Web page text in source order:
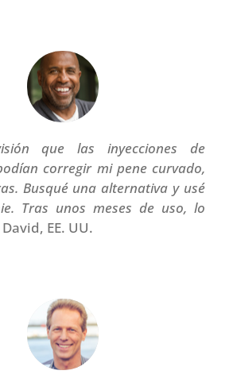
que las inyecciones de
corregir mi pene curvado,
Busqué una alternativa y usé
Tras unos meses de uso, lo
EE. UU.